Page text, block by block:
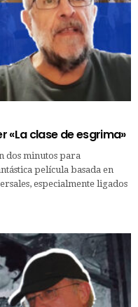
«La clase de esgrima»
dos minutos para
película basada en
especialmente ligados